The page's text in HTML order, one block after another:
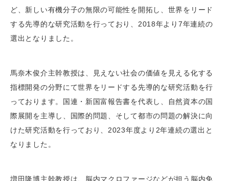
ど、新しい有機分子の無限の可能性を開拓し、世界をリード
する先導的な研究活動を行っており、2018年より7年連続の
選出となりました。
馬奈木俊介主幹教授は、見えない社会の価値を見える化する
指標開発の分野にて世界をリードする先導的な研究活動を行
っております。国連・新国富報告書を代表し、自然資本の国
際展開を主導し、国際的問題、そして都市の問題の解決に向
けた研究活動を行っており、2023年度より2年連続の選出と
なりました。
増田隆博主幹教授は、脳内マクロファージなどが担う脳内免